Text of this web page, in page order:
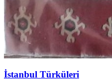
İstanbul Türküleri